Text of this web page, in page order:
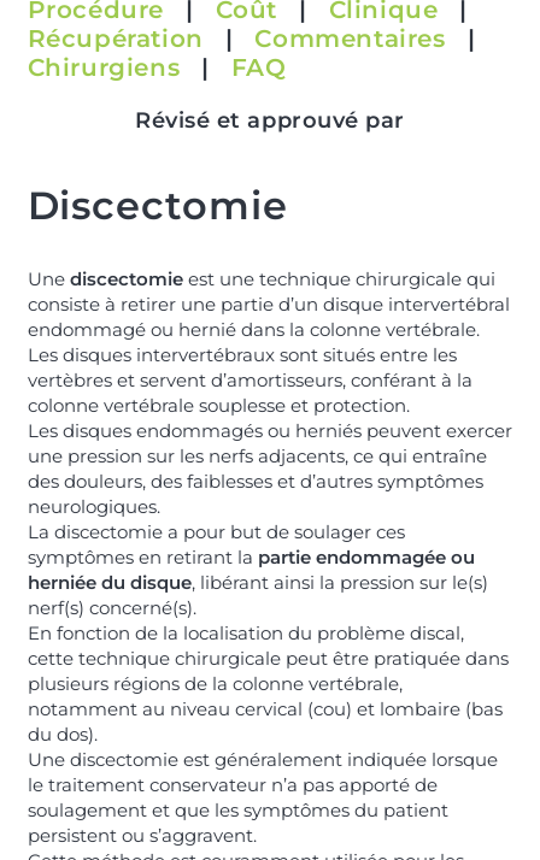
Procédure | Coût | Clinique
|
Récupération
| Commentaires
|
Chirurgiens
| FAQ
Révisé et approuvé par
Discectomie
Une discectomieest une technique chirurgicale qui
consiste à retirer une partie d’un disque intervertébral
endommagé ou hernié dans la colonne vertébrale.
Les disques intervertébraux sont situés entre les
vertèbres et servent d’amortisseurs, conférant à la
colonne vertébrale souplesse et protection.
Les disques endommagés ou herniés peuvent exercer
une pression sur les nerfs adjacents, ce qui entraîne
des douleurs, des faiblesses et d’autres symptômes
neurologiques.
La discectomie a pour but de soulager ces
symptômes en retirant la partie endommagée ou
herniée du disque, libérant ainsi la pression sur le(s)
nerf(s) concerné(s).
En fonction de la localisation du problème discal,
cette technique chirurgicale peut être pratiquée dans
plusieurs régions de la colonne vertébrale,
notamment au niveau cervical (cou) et lombaire (bas
du dos).
Une discectomie est généralement indiquée lorsque
le traitement conservateur n’a pas apporté de
soulagement et que les symptômes du patient
persistent ou s’aggravent.